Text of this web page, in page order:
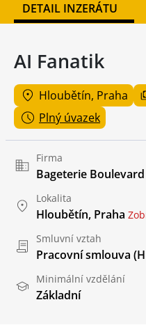
DETAIL INZERÁTU
AI Fanatik
Hloubětín, Praha
Plný úvazek
Firma
Bageterie
Lokalita
Hloubětín, Praha
Smluvní vztah
Pracovní smlouva
Minimální vzdělání
Základní